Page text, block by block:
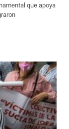
que apoya